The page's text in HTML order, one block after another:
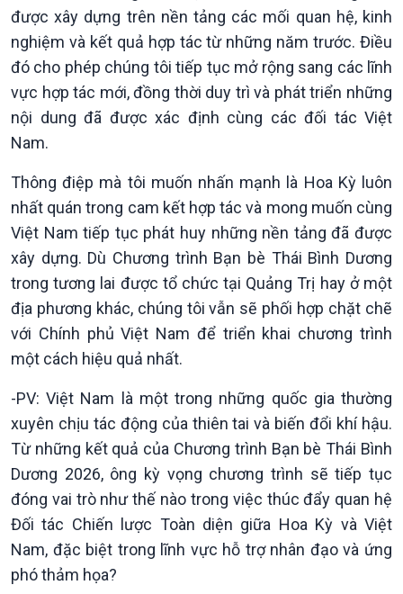
Chuyển đổi Xanh
Tài nguyên và Môi trường
Chuyên gia của bạn
Xã hội chuyển động
Bước chân đến trường
Sống chung với biến đổi
khí hậu
được xây dựng trên nền tảng các mối quan hệ, kinh
nghiệm và kết quả hợp tác từ những năm trước. Điều
đó cho phép chúng tôi tiếp tục mở rộng sang các lĩnh
vực hợp tác mới, đồng thời duy trì và phát triển những
nội dung đã được xác định cùng các đối tác Việt
Nam.
Thông điệp mà tôi muốn nhấn mạnh là Hoa Kỳ luôn
nhất quán trong cam kết hợp tác và mong muốn cùng
Việt Nam tiếp tục phát huy những nền tảng đã được
xây dựng. Dù Chương trình Bạn bè Thái Bình Dương
trong tương lai được tổ chức tại Quảng Trị hay ở một
địa phương khác, chúng tôi vẫn sẽ phối hợp chặt chẽ
với Chính phủ Việt Nam để triển khai chương trình
một cách hiệu quả nhất.
-PV: Việt Nam là một trong những quốc gia thường
xuyên chịu tác động của thiên tai và biến đổi khí hậu.
Từ những kết quả của Chương trình Bạn bè Thái Bình
Dương 2026, ông kỳ vọng chương trình sẽ tiếp tục
đóng vai trò như thế nào trong việc thúc đẩy quan hệ
Đối tác Chiến lược Toàn diện giữa Hoa Kỳ và Việt
Nam, đặc biệt trong lĩnh vực hỗ trợ nhân đạo và ứng
phó thảm họa?